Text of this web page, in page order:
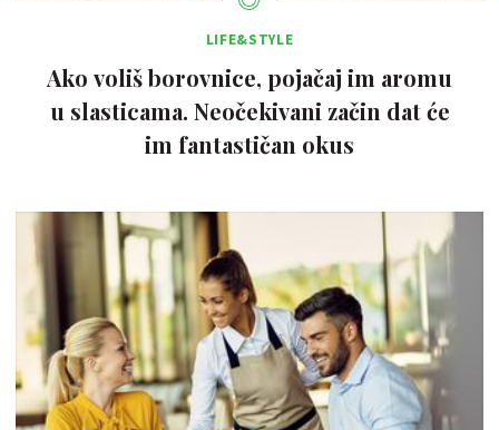
LIFE&STYLE
Ako voliš borovnice, pojačaj im aromu
u slasticama. Neočekivani začin dat će
im fantastičan okus